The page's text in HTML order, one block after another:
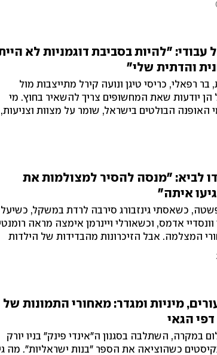
עבודי: "להיות בסביבת דוגמניות לא
והדתית שלי"
בר רפאלי, כריסי טיגן ונועה קירל מתייצבות מול
יודעות שאת המחשופים צריך להשאיר בחוץ. מי
הבולטים בישראל, שומר על מצוות וצניעות,
לביא: "מנסה להסיר למצולמות את
איתה"
כשאסתי גינזבורג סירבה לרדת במשקל, כשיעל
אדמס, וכשאורלי ויינרמן אימצה מראה
המצלמה. אבל הזיכרונות מהבדידות של הילדות
מיניות ומגדר: מאחורי התמונות של
הגאי
במקרה, השתלבה בסגנון ה"אינדי פינק" בניו יורק
כשהוציאה את הספר "בנות ישראליות". מה